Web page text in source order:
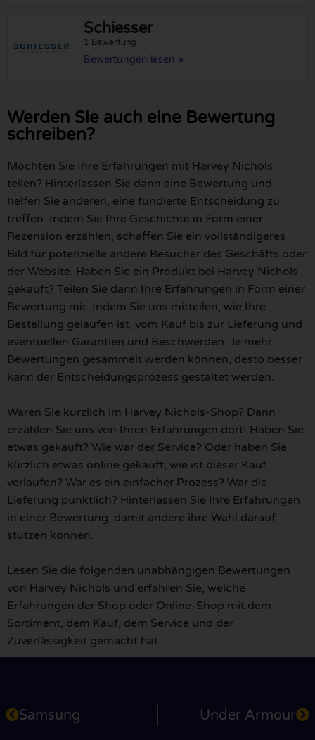
Schiesser
1 Bewertung
Bewertungen lesen »
Werden Sie auch eine Bewertung
schreiben?
Möchten Sie Ihre Erfahrungen mit Harvey Nichols
teilen? Hinterlassen Sie dann eine Bewertung und
helfen Sie anderen, eine fundierte Entscheidung zu
treffen. Indem Sie Ihre Geschichte in Form einer
Rezension erzählen, schaffen Sie ein vollständigeres
Bild für potenzielle andere Besucher des Geschäfts oder
der Website. Haben Sie ein Produkt bei Harvey Nichols
gekauft? Teilen Sie dann Ihre Erfahrungen in Form einer
Bewertung mit. Indem Sie uns mitteilen, wie Ihre
Bestellung gelaufen ist, vom Kauf bis zur Lieferung und
eventuellen Garantien und Beschwerden. Je mehr
Bewertungen gesammelt werden können, desto besser
kann der Entscheidungsprozess gestaltet werden.
Waren Sie kürzlich im Harvey Nichols-Shop? Dann
erzählen Sie uns von Ihren Erfahrungen dort! Haben Sie
etwas gekauft? Wie war der Service? Oder haben Sie
kürzlich etwas online gekauft, wie ist dieser Kauf
verlaufen? War es ein einfacher Prozess? War die
Lieferung pünktlich? Hinterlassen Sie Ihre Erfahrungen
in einer Bewertung, damit andere ihre Wahl darauf
stützen können.
Lesen Sie die folgenden unabhängigen Bewertungen
von Harvey Nichols und erfahren Sie, welche
Erfahrungen der Shop oder Online-Shop mit dem
Sortiment, dem Kauf, dem Service und der
Zuverlässigkeit gemacht hat.
Samsung Under Armour